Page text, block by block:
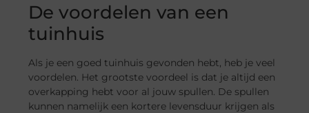
De voordelen van een
tuinhuis
Als je een goed tuinhuis gevonden hebt, heb je veel
voordelen. Het grootste voordeel is dat je altijd een
overkapping hebt voor al jouw spullen. De spullen
kunnen namelijk een kortere levensduur krijgen als